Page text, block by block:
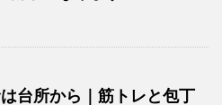
台所から｜筋トレと包丁